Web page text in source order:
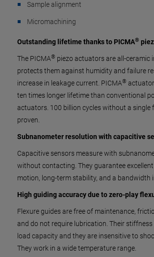
Sample alignment
Micromachining
Outstanding lifetime thanks to PICMA®
The PICMA® piezo actuators are all-ceramic
protects them against humidity and failure
increase in leakage current. PICMA®
ten times longer lifetime than conventional
actuators. 100 billion cycles without a single
proven.
Subnanometer resolution with capacitive
Capacitive sensors measure with
without contacting. They guarantee
motion, long-term stability, and a bandwidth
High guiding accuracy due to zero-play
Flexure guides are free of maintenance,
and do not require lubrication. Their
load capacity and they are insensitive to
They work in a wide temperature range.